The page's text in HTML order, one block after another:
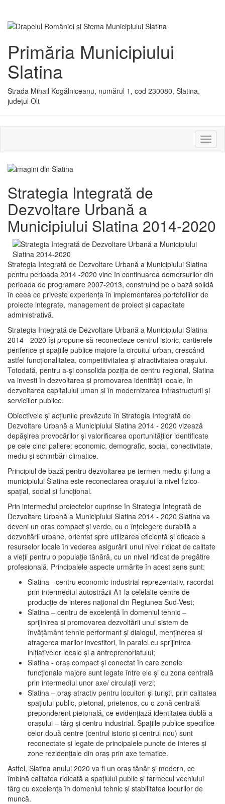
Primăria Municipiului
Slatina
Strada Mihail Kogălniceanu, numărul 1, cod 230080, Slatina,
județul Olt
sau
Strategia Integrată de
Dezvoltare Urbană a
Municipiului Slatina 2014-2020
Strategia Integrată de Dezvoltare Urbană a Municipiului Slatina
pentru perioada 2014 -2020 vine în continuarea demersurilor din
perioada de programare 2007-2013, construind pe o bază solidă
în ceea ce priveşte experienţa în implementarea portofoliilor de
proiecte integrate, management de proiect și capacitate
administrativă.
Strategia Integrată de Dezvoltare Urbană a Municipiului Slatina
2014 - 2020 își propune să reconecteze centrul istoric, cartierele
periferice şi spaţiile publice majore la circuitul urban, crescând
astfel funcţionalitatea, competitivitatea şi atractivitatea oraşului.
Totodată, pentru a-şi consolida poziţia de centru regional, Slatina
va investi în dezvoltarea şi promovarea identităţii locale, în
dezvoltarea capitalului uman şi în modernizarea infrastructurii şi
serviciilor publice.
Obiectivele şi acţiunile prevăzute în Strategia Integrată de
Dezvoltare Urbană a Municipiului Slatina 2014 - 2020 vizează
depășirea provocărilor şi valorificarea oportunităţilor identificate
pe cele cinci paliere: economic, demografic, social, conectivitate,
mediu şi schimbări climatice.
Principiul de bază pentru dezvoltarea pe termen mediu şi lung a
municipiului Slatina este reconectarea oraşului la nivel fizico-
spaţial, social şi funcţional.
Prin intermediul proiectelor cuprinse în Strategia Integrată de
Dezvoltare Urbană a Municipiului Slatina 2014 - 2020 Slatina va
deveni un oraş compact şi verde, cu o înţelegere durabilă a
dezvoltării urbane, orientat spre utilizarea eficientă şi eficace a
resurselor locale în vederea asigurării unui nivel ridicat de calitate
a vieţii pentru o populaţie tânără, cu un nivel ridicat de pregătire
profesională. Principalele aspecte urmărite în acest sens sunt:
Slatina - centru economic-industrial reprezentativ, racordat
prin intermediul autostrăzii A1 la celelalte centre de
producţie de interes naţional din Regiunea Sud-Vest;
Slatina – centru de excelenţă în domeniul tehnic –
sprijinirea şi promovarea dezvoltării unui sistem de
învăţământ tehnic performant şi dialogul, menţinerea şi
atragerea marilor investitori, în paralel cu sprijinirea
iniţiativelor locale şi a antreprenoriatului;
Slatina - oraş compact şi conectat în care zonele
funcţionale majore sunt legate între ele şi cu zona centrală
prin intermediul unor axe/ circulații verzi;
Slatina – oraş atractiv pentru locuitori şi turişti, prin calitatea
spaţiului public, pietonal, prietenos, cu o zonă centrală
preponderent pietonală, ce evidenţiază identitatea dublă a
oraşului – târg şi centru industrial. Spaţiile publice specifice
celor două centre (centrul istoric şi centrul nou) sunt
reconectate şi legate de principalele puncte de interes şi
zone rezidenţiale din oraş prin axe tematice.
Astfel, Slatina anului 2020 va fi un oraş tânăr şi modern, ce
îmbină calitatea ridicată a spaţiului public şi farmecul vechiului
târg cu excelenţa în domeniul tehnic şi stabilitatea locurilor de
muncă.